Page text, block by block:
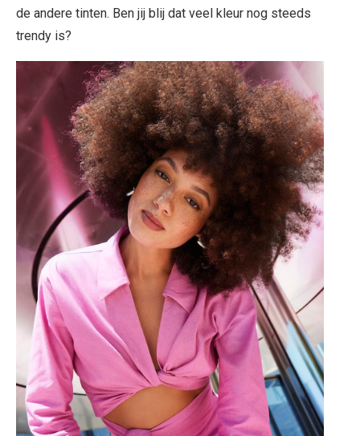
de andere tinten. Ben jij blij dat veel kleur nog steeds
trendy is?